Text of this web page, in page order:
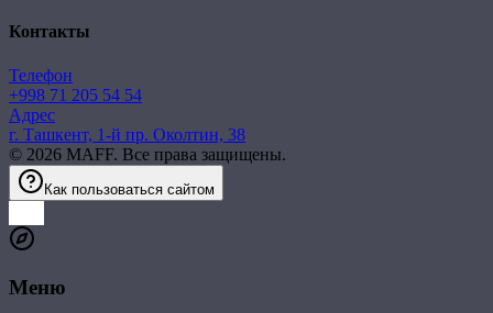
Контакты
Телефон
+998 71 205 54 54
Адрес
г. Ташкент, 1-й пр. Околтин, 38
© 2026 MAFF. Все права защищены.
Как пользоваться сайтом
Меню